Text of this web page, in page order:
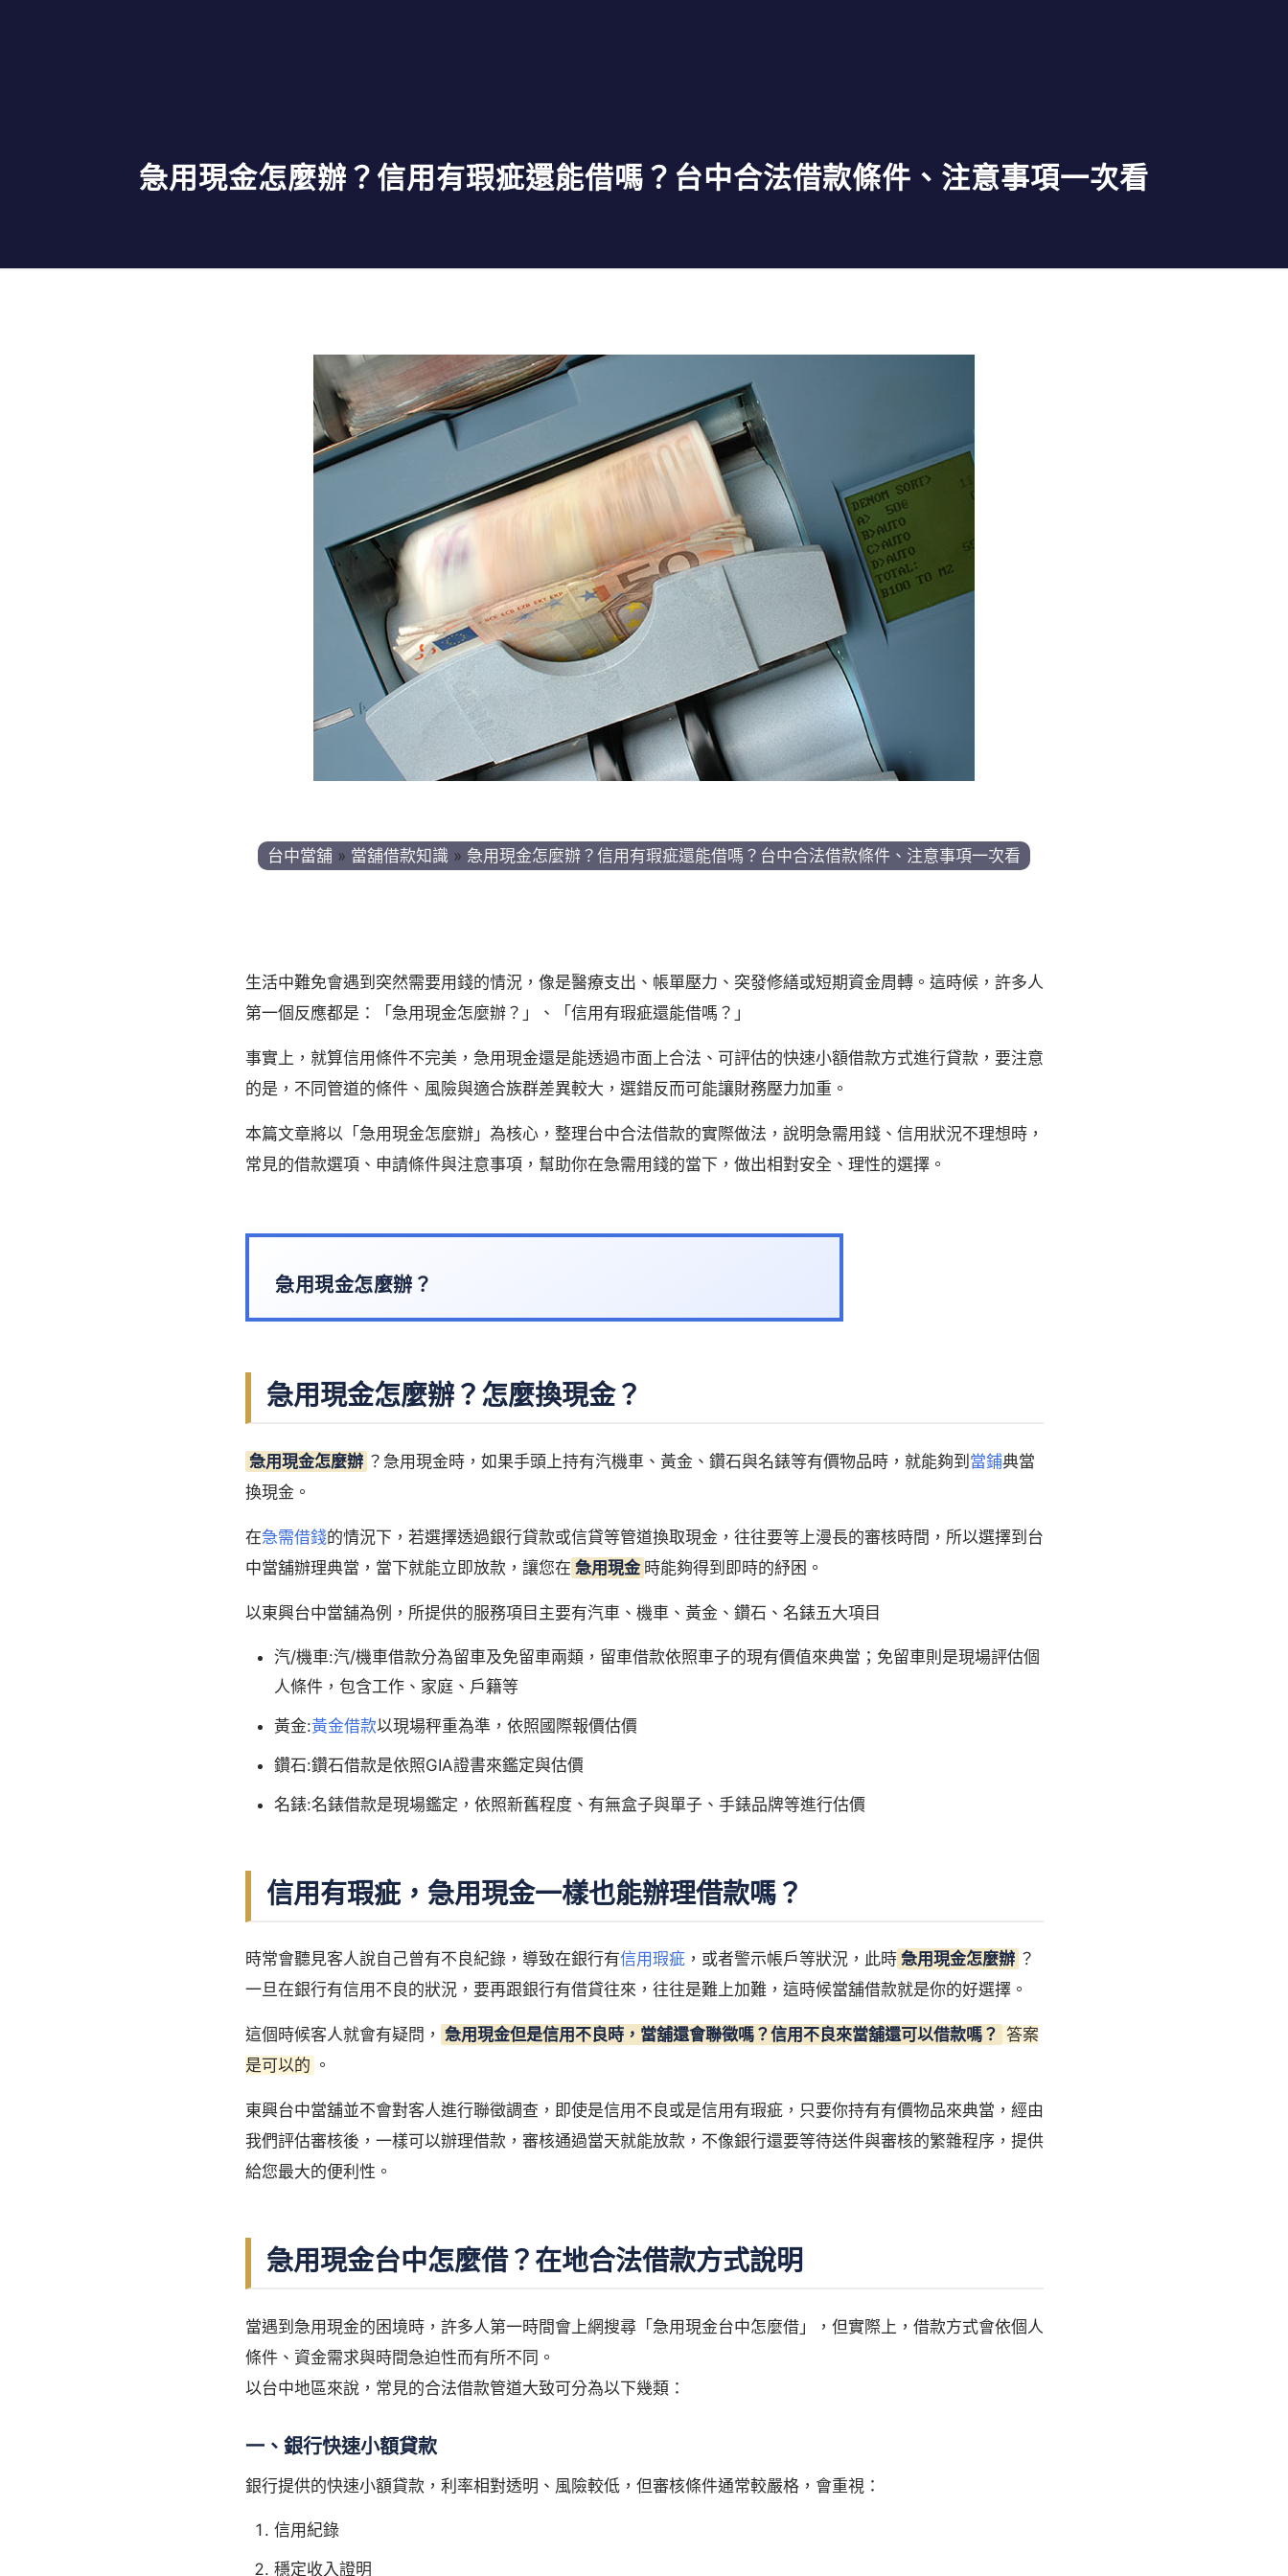
急用現金怎麼辦？信用有瑕疵還能借嗎？台中合法借款條件、注意事項一次看
台中當舖 » 當舖借款知識 » 急用現金怎麼辦？信用有瑕疵還能借嗎？台中合法借款條件、注意事項一次看
生活中難免會遇到突然需要用錢的情況，像是醫療支出、帳單壓力、突發修繕或短期資金周轉。這時候，許多人
第一個反應都是：「急用現金怎麼辦？」、「信用有瑕疵還能借嗎？」
事實上，就算信用條件不完美，急用現金還是能透過市面上合法、可評估的快速小額借款方式進行貸款，要注意
的是，不同管道的條件、風險與適合族群差異較大，選錯反而可能讓財務壓力加重。
本篇文章將以「急用現金怎麼辦」為核心，整理台中合法借款的實際做法，說明急需用錢、信用狀況不理想時，
常見的借款選項、申請條件與注意事項，幫助你在急需用錢的當下，做出相對安全、理性的選擇。
急用現金怎麼辦？
急用現金怎麼辦？怎麼換現金？
急用現金怎麼辦 ？急用現金時，如果手頭上持有汽機車、黃金、鑽石與名錶等有價物品時，就能夠到 當鋪典當
換現金。
在急需借錢的情況下，若選擇透過銀行貸款或信貸等管道換取現金，往往要等上漫長的審核時間，所以選擇到台
中當舖辦理典當，當下就能立即放款，讓您在 急用現金 時能夠得到即時的紓困。
以東興台中當舖為例，所提供的服務項目主要有汽車、機車、黃金、鑽石、名錶五大項目
汽/機車:汽/機車借款分為留車及免留車兩類，留車借款依照車子的現有價值來典當；免留車則是現場評估個
人條件，包含工作、家庭、戶籍等
黃金:黃金借款以現場秤重為準，依照國際報價估價
鑽石:鑽石借款是依照GIA證書來鑑定與估價
名錶:名錶借款是現場鑑定，依照新舊程度、有無盒子與單子、手錶品牌等進行估價
信用有瑕疵，急用現金一樣也能辦理借款嗎？
時常會聽見客人說自己曾有不良紀錄，導致在銀行有信用瑕疵，或者警示帳戶等狀況，此時 急用現金怎麼辦 ？
一旦在銀行有信用不良的狀況，要再跟銀行有借貸往來，往往是難上加難，這時候當舖借款就是你的好選擇。
這個時候客人就會有疑問， 急用現金但是信用不良時，當舖還會聯徵嗎？信用不良來當舖還可以借款嗎？ 答案
是可以的 。
東興台中當舖並不會對客人進行聯徵調查，即使是信用不良或是信用有瑕疵，只要你持有有價物品來典當，經由
我們評估審核後，一樣可以辦理借款，審核通過當天就能放款，不像銀行還要等待送件與審核的繁雜程序，提供
給您最大的便利性。
急用現金台中怎麼借？在地合法借款方式說明
當遇到急用現金的困境時，許多人第一時間會上網搜尋「急用現金台中怎麼借」，但實際上，借款方式會依個人
條件、資金需求與時間急迫性而有所不同。
以台中地區來說，常見的合法借款管道大致可分為以下幾類：
一、銀行快速小額貸款
銀行提供的快速小額貸款，利率相對透明、風險較低，但審核條件通常較嚴格，會重視：
信用紀錄
穩定收入證明